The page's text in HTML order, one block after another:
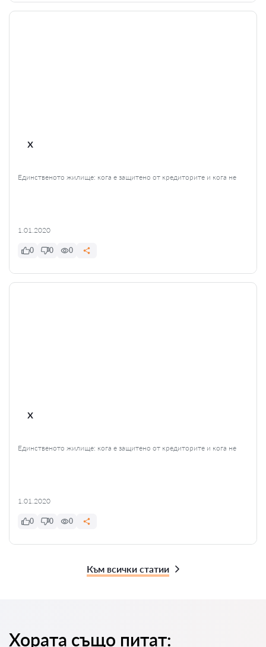
x
Единственото жилище: кога е защитено от кредиторите и кога не
1.01.2020
0 0 0
x
Единственото жилище: кога е защитено от кредиторите и кога не
1.01.2020
0 0 0
Към всички статии
Хората също питат: